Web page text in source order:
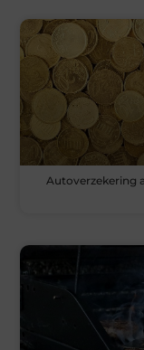
Autoverzekering